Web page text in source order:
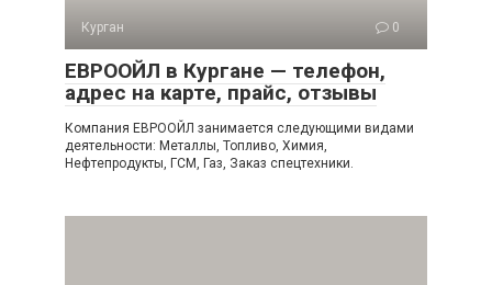
Курган 0
ЕВРООЙЛ в Кургане — телефон,
адрес на карте, прайс, отзывы
Компания ЕВРООЙЛ занимается следующими видами
деятельности: Металлы, Топливо, Химия,
Нефтепродукты, ГСМ, Газ, Заказ спецтехники.